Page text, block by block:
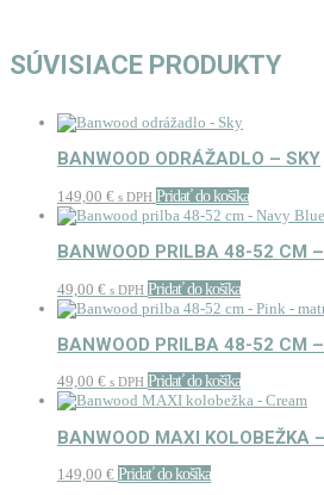
SÚVISIACE PRODUKTY
BANWOOD ODRÁŽADLO – SKY
149,00 € s DPH Pridať do košíka
BANWOOD PRILBA 48-52 CM
49,00 € s DPH Pridať do košíka
BANWOOD PRILBA 48-52 CM
49,00 € s DPH Pridať do košíka
BANWOOD MAXI KOLOBEŽKA
149,00 € Pridať do košíka